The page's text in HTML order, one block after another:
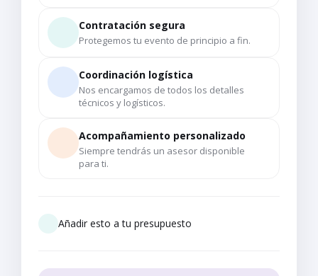
Contratación segura
Protegemos tu evento de principio a fin.
Coordinación logística
Nos encargamos de todos los detalles
técnicos y logísticos.
Acompañamiento personalizado
Siempre tendrás un asesor disponible
para ti.
Añadir esto a tu presupuesto